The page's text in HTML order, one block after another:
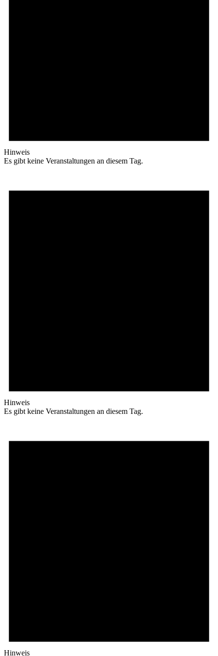
Hinweis
Es gibt keine Veranstaltungen an diesem Tag.
Hinweis
Es gibt keine Veranstaltungen an diesem Tag.
Hinweis